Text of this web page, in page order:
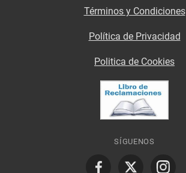
Términos y Condiciones
Política de Privacidad
Politica de Cookies
SÍGUENOS